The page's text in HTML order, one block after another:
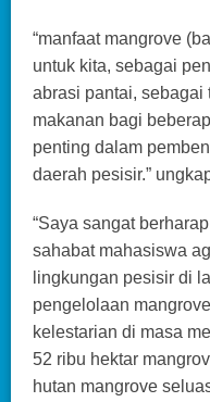
“manfaat mangrove
untuk kita, sebagai
abrasi pantai, sebagai
makanan bagi
penting dalam
daerah pesisir.”
“Saya sangat
sahabat mahasiswa
lingkungan pesisir di
pengelolaan
kelestarian di masa
52 ribu hektar
hutan mangrove